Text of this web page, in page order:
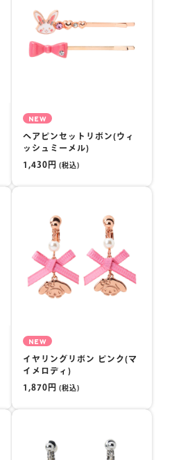
NEW
ヘアピンセットリボン(ウィ
ッシュミーメル)
1,430円 (税込)
NEW
イヤリングリボン ピンク(マ
イメロディ)
1,870円 (税込)